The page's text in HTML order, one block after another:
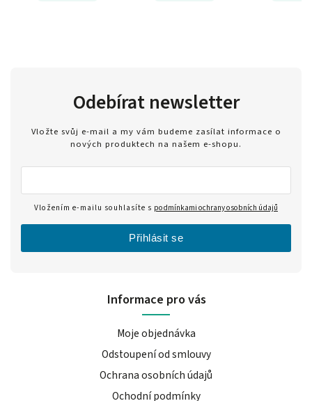
Informace pro vás
Moje objednávka
Odstoupení od smlouvy
Ochrana osobních údajů
Ochodní podmínky
Odebírat newsletter
Vložte svůj e-mail a my vám budeme zasílat informace o
nových produktech na našem e-shopu.
Vložením e-mailu souhlasíte s podmínkami ochrany osobních údajů
Přihlásit se